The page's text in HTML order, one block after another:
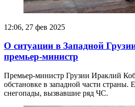
12:06, 27 фев 2025
О ситуации в Западной
премьер-министр
Премьер-министр Грузии Ираклий
обстановке в западной части
снегопады, вызвавшие ряд ЧС.